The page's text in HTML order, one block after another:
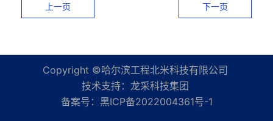
上一页 下一页
Copyright ©哈尔滨工程北米科技有限公司
技术支持： 龙采科技集团
备案号： 黑ICP备2022004361号-1